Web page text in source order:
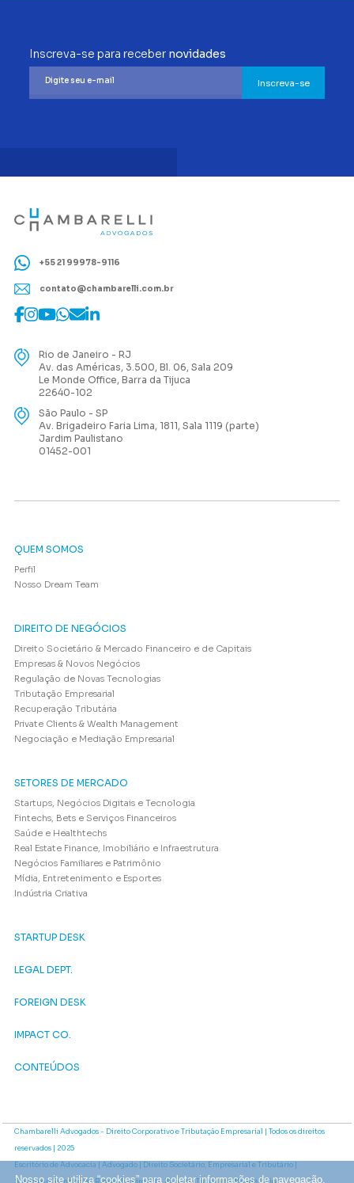
Inscreva-se para receber novidades
Inscreva-se
Nosso site utiliza “cookies” para coletar informações de navegação.
+55 21 99978-9116
contato@chambarelli.com.br
Rio de Janeiro - RJ
Av. das Américas, 3.500, Bl. 06, Sala 209
Le Monde Office, Barra da Tijuca
22640-102
São Paulo - SP
Av. Brigadeiro Faria Lima, 1811, Sala 1119 (parte)
Jardim Paulistano
01452-001
QUEM SOMOS
Perfil
Nosso Dream Team
DIREITO DE NEGÓCIOS
Direito Societário & Mercado Financeiro e de Capitais
Empresas & Novos Negócios
Regulação de Novas Tecnologias
Tributação Empresarial
Recuperação Tributária
Private Clients & Wealth Management
Negociação e Mediação Empresarial
SETORES DE MERCADO
Startups, Negócios Digitais e Tecnologia
Fintechs, Bets e Serviços Financeiros
Saúde e Healthtechs
Real Estate Finance, Imobiliário e Infraestrutura
Negócios Familiares e Patrimônio
Mídia, Entretenimento e Esportes
Indústria Criativa
STARTUP DESK
LEGAL DEPT.
FOREIGN DESK
IMPACT CO.
CONTEÚDOS
Chambarelli Advogados - Direito Corporativo e Tributação Empresarial | Todos os direitos
reservados | 2025
Escritório de Advocacia | Advogado | Direito Societário, Empresarial e Tributário |